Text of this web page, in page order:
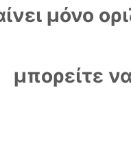
μόνο
μπορείτε